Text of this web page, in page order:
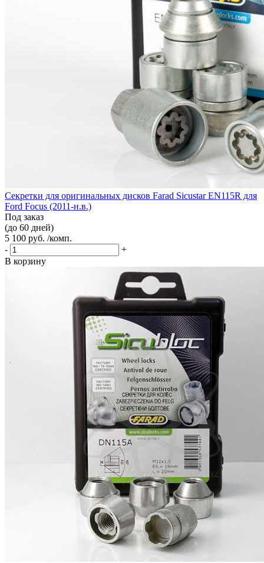
Секретки для оригинальных дисков Farad Sicustar EN115R для
Ford Focus (2011-н.в.)
Под заказ
(до 60 дней)
5 100 руб. /комп.
-
+
В корзину